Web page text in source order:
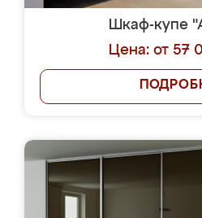
Шкаф-купе
Цена: от 57